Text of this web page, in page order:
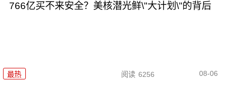
766亿买不来安全？美核潜光鲜\"大计划\"的背后
最热 阅读 6256 08-06